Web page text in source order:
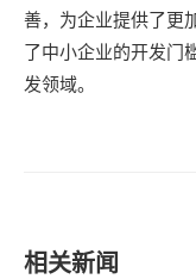
善，为企业提供了更
了中小企业的开发门
发领域。
相关新闻